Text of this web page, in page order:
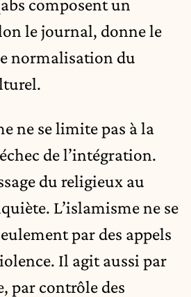
composent un
le journal, donne le
normalisation du
ne se limite pas à la
de l’intégration.
du religieux au
L’islamisme ne se
par des appels
Il agit aussi par
par contrôle des